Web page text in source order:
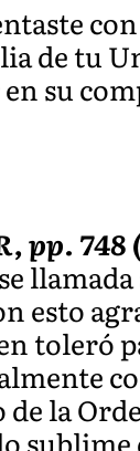
de tu
su
pp. 748
esto
toleró
la
sublime